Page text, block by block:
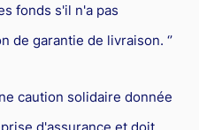
fonds s'il n'a pas
de garantie de livraison. ‘’
caution solidaire donnée
d'assurance et doit